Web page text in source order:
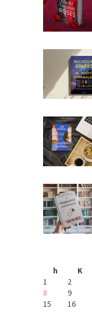
h
K
1
2
8
9
15
16